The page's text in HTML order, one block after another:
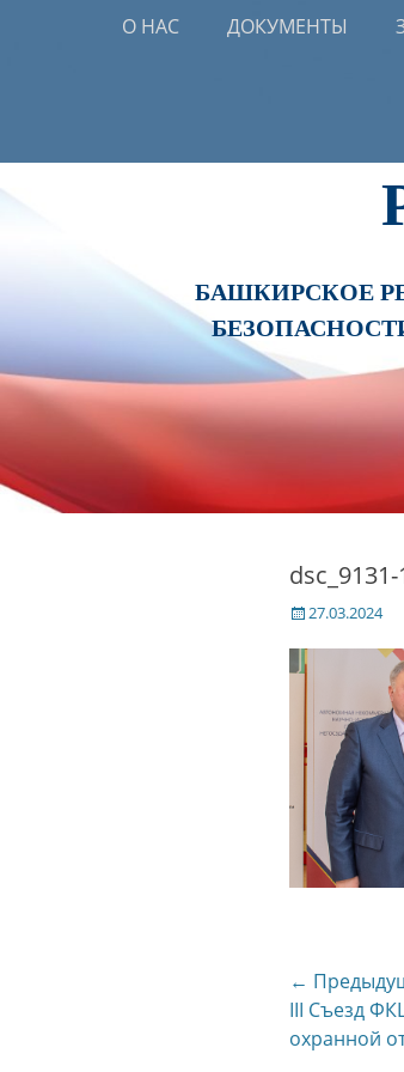
Skip
Primary Menu
О НАС ДОКУМЕНТЫ
БАШКИРСКОЕ
dsc_9131-
Posted
27.03.2024
по
←
публикация
III Съезд
охранной